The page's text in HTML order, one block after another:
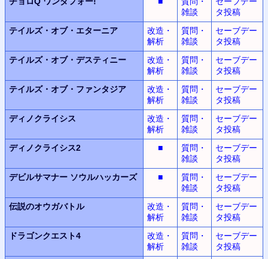
雑談
タ投稿
テイルズ・オブ・エターニア
改造・
解析
質問・
雑談
セーブデー
タ投稿
テイルズ・オブ・デスティニー
改造・
解析
質問・
雑談
セーブデー
タ投稿
テイルズ・オブ・ファンタジア
改造・
解析
質問・
雑談
セーブデー
タ投稿
ディノクライシス
改造・
解析
質問・
雑談
セーブデー
タ投稿
ディノクライシス2
■
質問・
雑談
セーブデー
タ投稿
デビルサマナー ソウルハッカーズ ■
質問・
雑談
セーブデー
タ投稿
伝説のオウガバトル
改造・
解析
質問・
雑談
セーブデー
タ投稿
ドラゴンクエスト4
改造・
解析
質問・
雑談
セーブデー
タ投稿